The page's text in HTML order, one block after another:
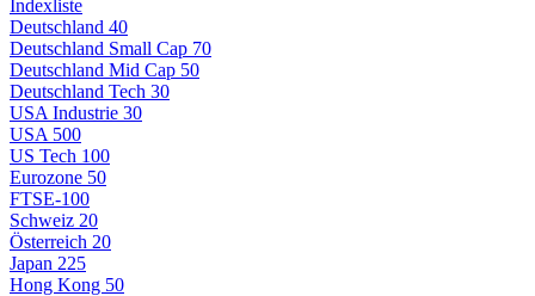
Indexliste
Deutschland 40
Deutschland Small Cap 70
Deutschland Mid Cap 50
Deutschland Tech 30
USA Industrie 30
USA 500
US Tech 100
Eurozone 50
FTSE-100
Schweiz 20
Österreich 20
Japan 225
Hong Kong 50